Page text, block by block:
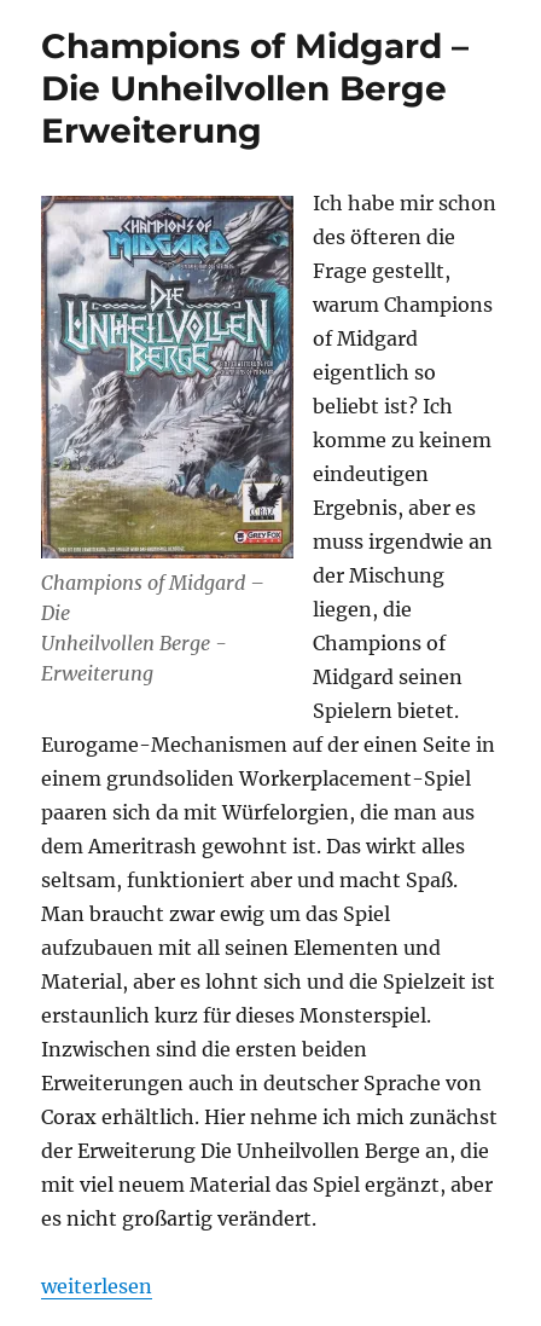
Champions of Midgard –
Die Unheilvollen Berge
Erweiterung
Champions of Midgard –
Die
Unheilvollen Berge -
Erweiterung
Ich habe mir schon
des öfteren die
Frage gestellt,
warum Champions
of Midgard
eigentlich so
beliebt ist? Ich
komme zu keinem
eindeutigen
Ergebnis, aber es
muss irgendwie an
der Mischung
liegen, die
Champions of
Midgard seinen
Spielern bietet.
Eurogame-Mechanismen auf der einen Seite in
einem grundsoliden Workerplacement-Spiel
paaren sich da mit Würfelorgien, die man aus
dem Ameritrash gewohnt ist. Das wirkt alles
seltsam, funktioniert aber und macht Spaß.
Man braucht zwar ewig um das Spiel
aufzubauen mit all seinen Elementen und
Material, aber es lohnt sich und die Spielzeit ist
erstaunlich kurz für dieses Monsterspiel.
Inzwischen sind die ersten beiden
Erweiterungen auch in deutscher Sprache von
Corax erhältlich. Hier nehme ich mich zunächst
der Erweiterung Die Unheilvollen Berge an, die
mit viel neuem Material das Spiel ergänzt, aber
es nicht großartig verändert.
„Champions of Midgard – Die Unheilvollen Berge
weiterlesen